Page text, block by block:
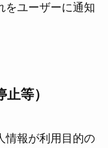
をユーザーに通知
等）
情報が利用目的の